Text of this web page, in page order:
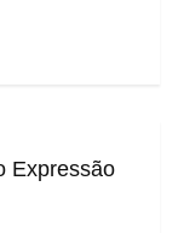
Expressão